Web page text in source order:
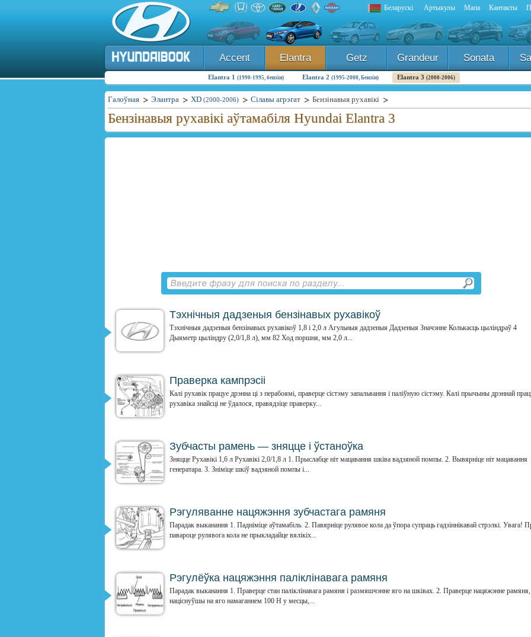
Беларускі Артыкулы Мапа Кантакты
Accent Elantra Getz Grandeur Sonata
Elantra 1 (1990-1995, бензін) Elantra 2 (1995-2000, Бензін) Elantra 3 (2000-2006)
Галоўная Элантра XD (2000-2006) Сілавы агрэгат Бензінавыя рухавікі
Бензінавыя рухавікі аўтамабіля Hyundai Elantra 3
Тэхнічныя дадзеныя бензінавых рухавікоў
Тэхнічныя дадзеныя бензінавых рухавікоў 1,8 і 2,0 л Агульныя дадзеныя Дадзеныя Значэнне Колькасць цыліндраў 4
Дыяметр цыліндру (2,0/1,8 л), мм 82 Ход поршня, мм 2,0 л...
Праверка кампрэсіі
Калі рухавік працуе дрэнна ці з перабоямі, праверце сістэму запальвання і паліўную сістэму. Калі прычыны дрэннай
рухавіка знайсці не ўдалося, правядзіце праверку...
Зубчасты рамень — зняцце і ўстаноўка
Зняцце Рухавікі 1,6 л Рухавікі 2,0/1,8 л 1. Прыслабце ніт мацавання шківа вадзяной помпы. 2. Вывярніце ніт мацавання
генератара. 3. Зніміце шкіў вадзяной помпы і...
Рэгуляванне нацяжэння зубчастага рамяня
Парадак выканання 1. Падніміце аўтамабіль. 2. Павярніце рулявое кола да ўпора супраць гадзіннікавай стрэлкі. Увага!
павароце рулявога кола не прыкладайце вялікіх...
Рэгулёўка нацяжэння паліклінавага рамяня
Парадак выканання 1. Праверце стан паліклінавага рамяня і размяшчэнне яго на шківах. 2. Праверце нацяжэнне рамяня,
націснуўшы на яго намаганнем 100 Н у месцы,...